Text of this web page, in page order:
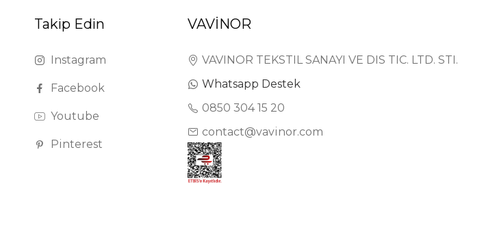
Takip Edin
Instagram
Facebook
Youtube
Pinterest
VAVİNOR
VAVINOR TEKSTIL SANAYI VE DIS TIC. LTD. STI.
Whatsapp Destek
0850 304 15 20
contact@vavinor.com